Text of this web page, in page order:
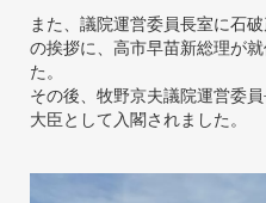
また、議院運営委員長室に石
の挨拶に、高市早苗新総理が
た。
その後、牧野京夫議院運営委
大臣として入閣されました。